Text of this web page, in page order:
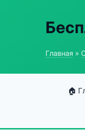
Главная »
🏠